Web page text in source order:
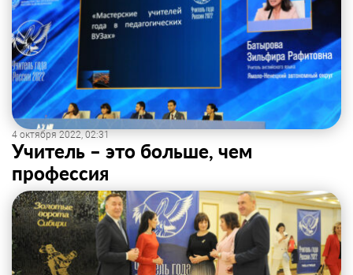
4 октября 2022, 02:31
Учитель – это больше, чем
профессия